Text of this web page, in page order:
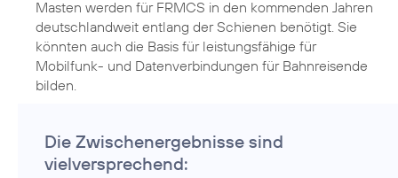
Masten werden für FRMCS in den kommenden Jahren
deutschlandweit entlang der Schienen benötigt. Sie
könnten auch die Basis für leistungsfähige für
Mobilfunk- und Datenverbindungen für Bahnreisende
bilden.
Die Zwischenergebnisse sind
vielversprechend: